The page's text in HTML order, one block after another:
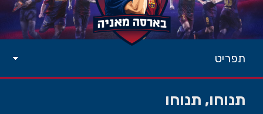
תפריט
תנוחו, תנוחו